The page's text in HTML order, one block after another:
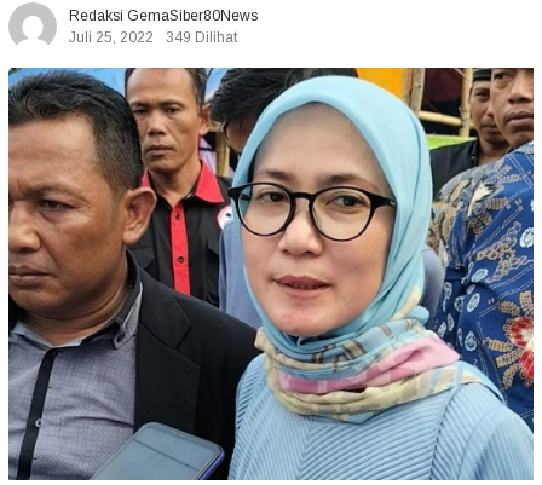
Redaksi GemaSiber80News
Juli 25, 2022
349 Dilihat